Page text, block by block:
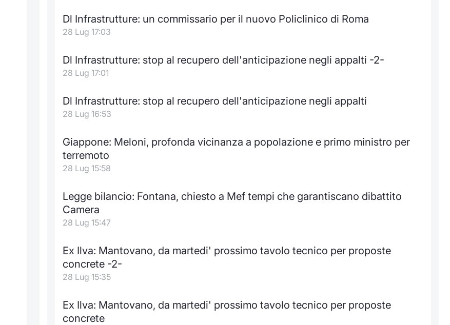
Dl Infrastrutture: un commissario per il nuovo Policlinico di Roma
28 Lug 17:03
Dl Infrastrutture: stop al recupero dell'anticipazione negli appalti -2-
28 Lug 17:01
Dl Infrastrutture: stop al recupero dell'anticipazione negli appalti
28 Lug 16:53
Giappone: Meloni, profonda vicinanza a popolazione e primo ministro per
terremoto
28 Lug 15:58
Legge bilancio: Fontana, chiesto a Mef tempi che garantiscano dibattito
Camera
28 Lug 15:47
Ex Ilva: Mantovano, da martedi' prossimo tavolo tecnico per proposte
concrete -2-
28 Lug 15:35
Ex Ilva: Mantovano, da martedi' prossimo tavolo tecnico per proposte
concrete